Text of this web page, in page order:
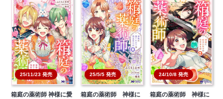
25/11/23 発売
箱庭の薬術師 神様に愛
25/5/5 発売
箱庭の薬術師 神様に
24/10/8 発売
箱庭の薬術師 神様に